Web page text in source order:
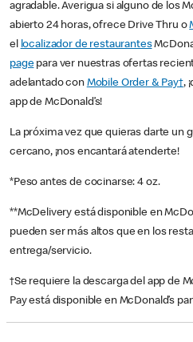
agradable. Averigua si alguno de los
abierto 24 horas, ofrece Drive Thru o
el localizador de restaurantes
pagepara ver nuestras ofertas
adelantado con Mobile Order & Pay†,
app de McDonald’s!
La próxima vez que quieras darte un
cercano, ¡nos encantará atenderte!
*Peso antes de cocinarse: 4 oz.
**McDelivery está disponible en
pueden ser más altos que en los
entrega/servicio.
†Se requiere la descarga del app de
Pay está disponible en McDonald’s